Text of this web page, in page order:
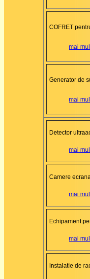
COFRET
mai
Generator de
mai
Detector
mai
Camere
mai
Echipament
mai
Instalatie de